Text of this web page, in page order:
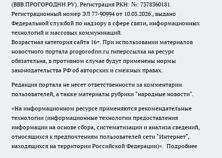
(ВВВ.ПРОГОРОДНН.РУ). Регистрация РКН: №: 7378360181.
Регистрационный номер ЭЛ 77-90994 от 10.03.2026., выдано
Федеральной службой по надзору в сфере связи, информационных
технологий и массовых коммуникаций.
Возрастная категория сайта 16+. При использовании материалов
новостного портала progorodnn.ru гиперссылка на ресурс
обязательна, в противном случае будут применены нормы
законодательства РФ об авторских и смежных правах.
Редакция портала не несет ответственности за комментарии
пользователей, а также материалы рубрики "народные новости".
«На информационном ресурсе применяются рекомендательные
технологии (информационные технологии предоставления
информации на основе сбора, систематизации и анализа сведений,
относящихся к предпочтениям пользователей сети "Интернет",
находящихся на территории Российской Федерации)». Подробнее